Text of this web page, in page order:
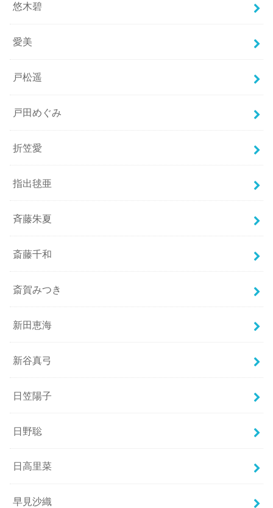
悠木碧
愛美
戸松遥
戸田めぐみ
折笠愛
指出毬亜
斉藤朱夏
斎藤千和
斎賀みつき
新田恵海
新谷真弓
日笠陽子
日野聡
日高里菜
早見沙織